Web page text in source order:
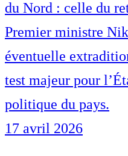
du Nord : celle du
Premier ministre
éventuelle
test majeur pour
politique du pays.
17 avril 2026